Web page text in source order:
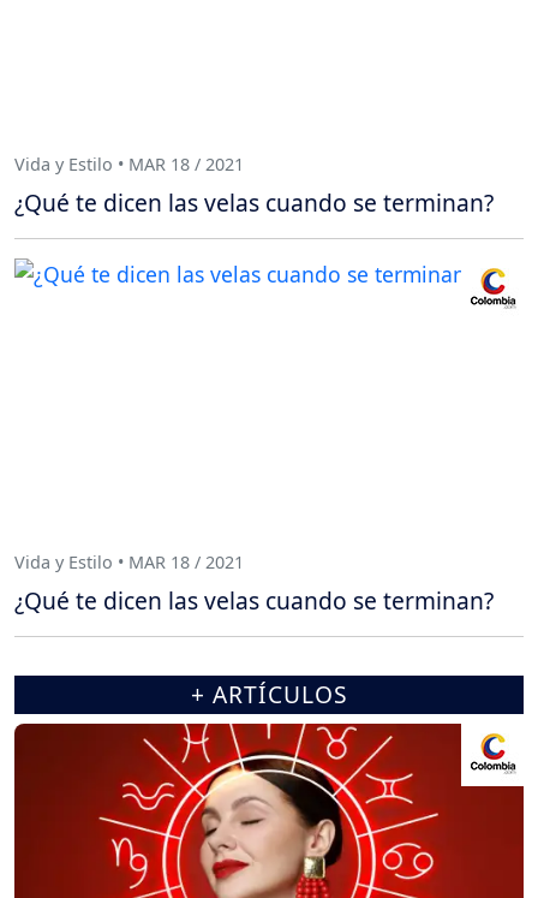
Vida y Estilo • MAR 18 / 2021
¿Qué te dicen las velas cuando se terminan?
Vida y Estilo • MAR 18 / 2021
¿Qué te dicen las velas cuando se terminan?
+ ARTÍCULOS